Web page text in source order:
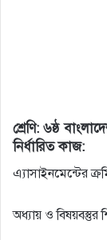
শ্রেণি: ৬ষ্ঠ
নির্ধারিত কাজ:
এ্যাসাইনমেন্টের
অধ্যায় ও বিষয়বস্তুর